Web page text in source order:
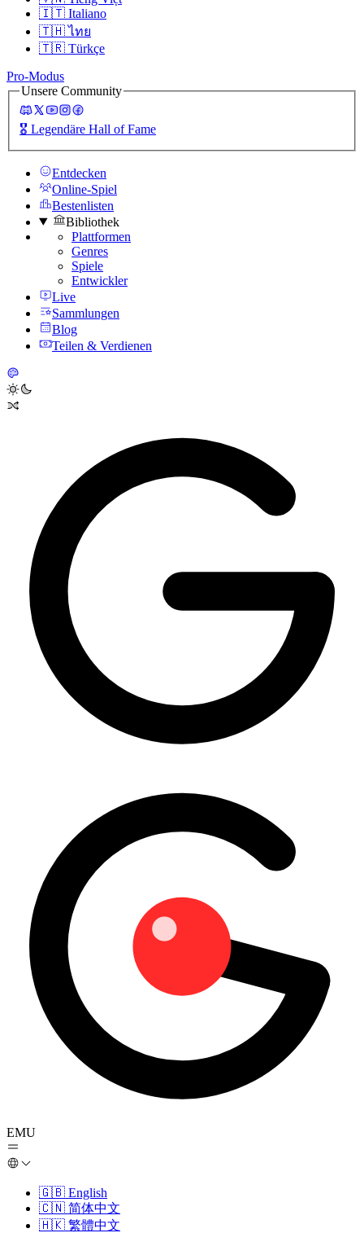
🇮🇹 Italiano
🇹🇭 ไทย
🇹🇷 Türkçe
Pro-Modus
Unsere Community
🎖️ Legendäre Hall of Fame
Entdecken
Online-Spiel
Bestenlisten
Bibliothek
Plattformen
Genres
Spiele
Entwickler
Live
Sammlungen
Blog
Teilen & Verdienen
EMU
🇬🇧 English
🇨🇳 简体中文
🇭🇰 繁體中文